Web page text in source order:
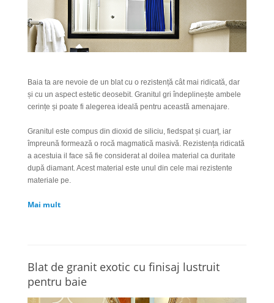
Baia ta are nevoie de un blat cu o rezistență cât mai ridicată, dar
și cu un aspect estetic deosebit. Granitul gri îndeplinește ambele
cerințe și poate fi alegerea ideală pentru această amenajare.
Granitul este compus din dioxid de siliciu, fiedspat și cuarț, iar
împreună formează o rocă magmatică masivă. Rezistența ridicată
a acestuia il face să fie considerat al doilea material ca duritate
după diamant. Acest material este unul din cele mai rezistente
materiale pe.
Mai mult
Blat de granit exotic cu finisaj lustruit
pentru baie